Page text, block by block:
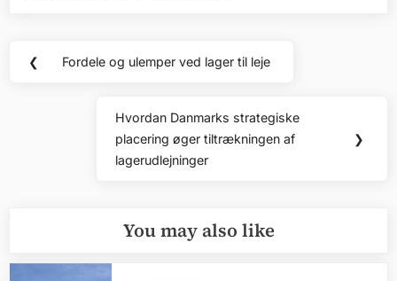
Indlægsnavigation
❮
Previous
Fordele og ulemper ved lager til leje
Next
Post:
Hvordan Danmarks strategiske
placering øger tiltrækningen af
lagerudlejninger
❯
You may also like